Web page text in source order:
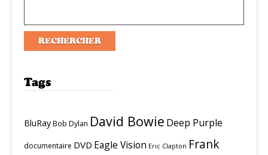
Tags
BluRayBob Dylan David Bowie Deep Purple
documentaire DVD Eagle Vision Eric Clapton Frank